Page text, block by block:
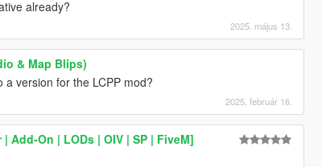
already?
2025. május 13.
& Map Blips)
version for the LCPP mod?
2025. február 16.
Add-On | LODs | OIV | SP | FiveM]